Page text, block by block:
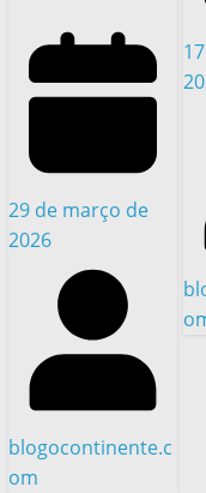
29 de março de
2026
blogocontinente.c
om